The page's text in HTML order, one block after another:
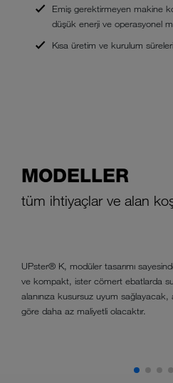
Emiş gerektirmeyen makine
düşük enerji ve operasyonel
Kısa üretim ve kurulum
MODELLER
tüm ihtiyaçlar ve alan
UPster® K, modüler tasarımı
ve kompakt, ister cömert ebatlarda
alanınıza kusursuz uyum
göre daha az maliyetli olacaktır.